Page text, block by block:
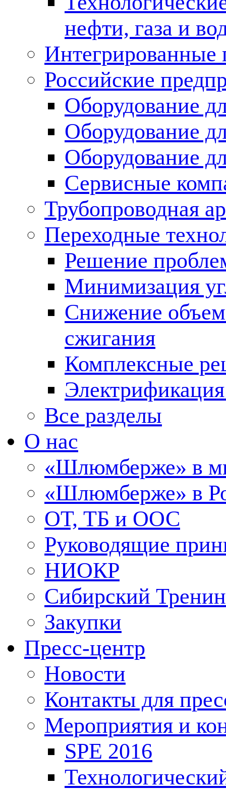
нефти, газа и
Российские
Оборудование
Оборудование
Оборудование
Сервисные
Трубопроводная
Переходные
Решение
Минимизация
Снижение
сжигания
Комплексные
Все разделы
О нас
«Шлюмберже» в
«Шлюмберже» в
ОТ, ТБ и ООС
Руководящие
НИОКР
Сибирский
Закупки
Пресс-центр
Новости
Контакты для
Мероприятия и
SPE 2016